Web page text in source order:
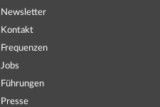
Newsletter
Kontakt
Frequenzen
Jobs
Führungen
Presse